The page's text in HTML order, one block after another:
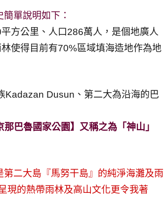
單說明如下：
方公里、人口286萬人，是個地廣人
使得目前有70%區域填海造地作為地
Kadazan Dusun、第二大為沿海的巴
巴魯國家公園】又稱之為「神山」
二大島『馬努干島』的純淨海灘及雨
現的熱帶雨林及高山文化更令我著